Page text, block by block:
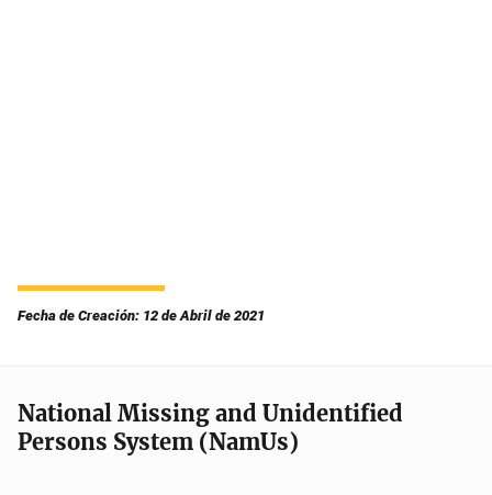
Fecha de Creación: 12 de Abril de 2021
National Missing and Unidentified
Persons System (NamUs)